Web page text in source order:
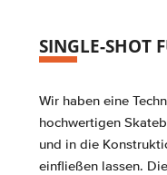
SINGLE-SHOT
Wir haben eine
hochwertigen
und in die
einfließen lassen.